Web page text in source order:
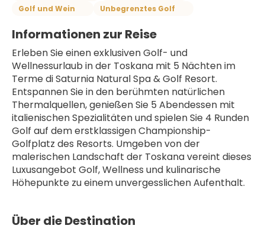
Golf und Wein
Unbegrenztes Golf
Informationen zur Reise
Erleben Sie einen exklusiven Golf- und
Wellnessurlaub in der Toskana mit 5 Nächten im
Terme di Saturnia Natural Spa & Golf Resort.
Entspannen Sie in den berühmten natürlichen
Thermalquellen, genießen Sie 5 Abendessen mit
italienischen Spezialitäten und spielen Sie 4 Runden
Golf auf dem erstklassigen Championship-
Golfplatz des Resorts. Umgeben von der
malerischen Landschaft der Toskana vereint dieses
Luxusangebot Golf, Wellness und kulinarische
Höhepunkte zu einem unvergesslichen Aufenthalt.
Über die Destination